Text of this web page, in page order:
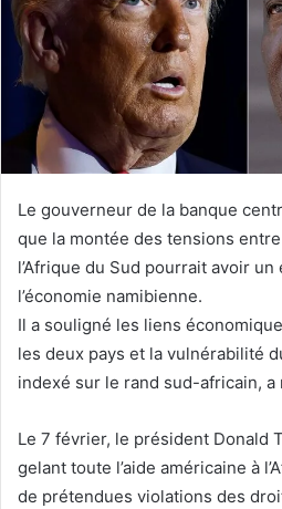
Le gouverneur de la banque
que la montée des tensions
l’Afrique du Sud pourrait avoir
l’économie namibienne.
Il a souligné les liens
les deux pays et la vulnérabilité
indexé sur le rand sud-africain,
Le 7 février, le président Donald
gelant toute l’aide américaine à
de prétendues violations des